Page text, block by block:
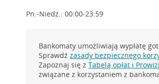
Pn.-Niedz.: 00:00-23:59
Bankomaty umożliwiają wypłatę
Sprawdźzasady bezpiecznego
Zapoznaj się zTabelą opłat i
związane z korzystaniem z